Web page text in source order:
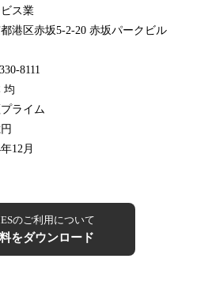
ス業
港区赤坂5-2-20 赤坂パークビル
8111
均
ライム
12月
のご利用について
をダウンロード